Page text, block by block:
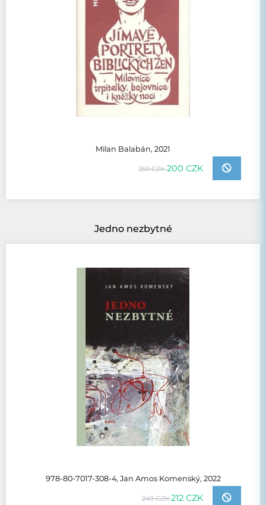
Milan Balabán, 2021
250 CZK200 CZK
Jedno nezbytné
978-80-7017-308-4, Jan Amos Komenský, 2022
249 CZK212 CZK